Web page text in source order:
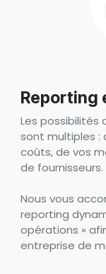
Reporting
Les possibilités
sont multiples :
coûts, de vos
de fournisseurs.
Nous vous
reporting
opérations »
entreprise de